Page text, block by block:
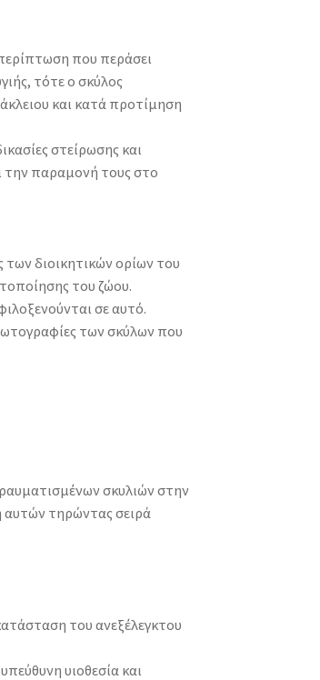
που περάσει
τότε ο σκύλος
και κατά προτίμηση
στείρωσης και
την παραμονή τους στο
διοικητικών ορίων του
του ζώου.
σε αυτό.
των σκύλων που
σκυλιών στην
αυτών τηρώντας σειρά
του ανεξέλεγκτου
υιοθεσία και